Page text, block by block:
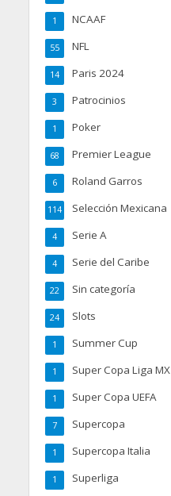
NCAAF
1
NFL
55
Paris 2024
14
Patrocinios
3
Poker
1
Premier League
68
Roland Garros
6
Selección Mexicana
114
Serie A
4
Serie del Caribe
4
Sin categoría
22
Slots
24
Summer Cup
1
Super Copa Liga MX
1
Super Copa UEFA
1
Supercopa
7
Supercopa Italia
1
Superliga
1